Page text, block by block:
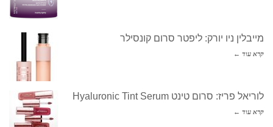
מייבלין ניו יורק: ליפטר סרום קונסילר
קרא עוד ←
לוריאל פריז: סרום טינט Hyaluronic Tint Serum
קרא עוד ←